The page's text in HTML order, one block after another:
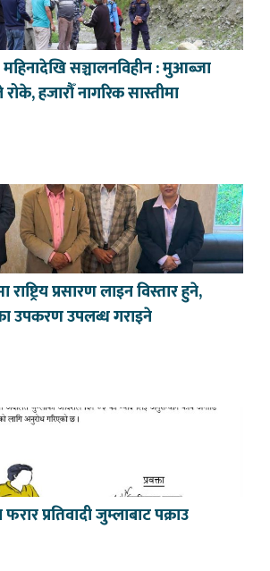
सञ्चालनविहीन : मुआब्जा
हजारौँ नागरिक सास्तीमा
प्रसारण लाइन विस्तार हुने,
उपकरण उपलब्ध गराइने
प्रतिवादी जुम्लाबाट पक्राउ